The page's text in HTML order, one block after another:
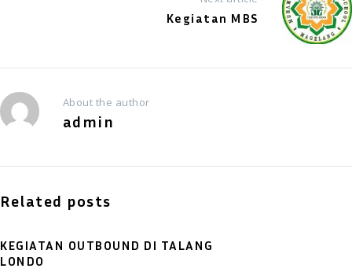
Kegiatan MBS
About the author
admin
Related posts
KEGIATAN OUTBOUND DI TALANG
LONDO